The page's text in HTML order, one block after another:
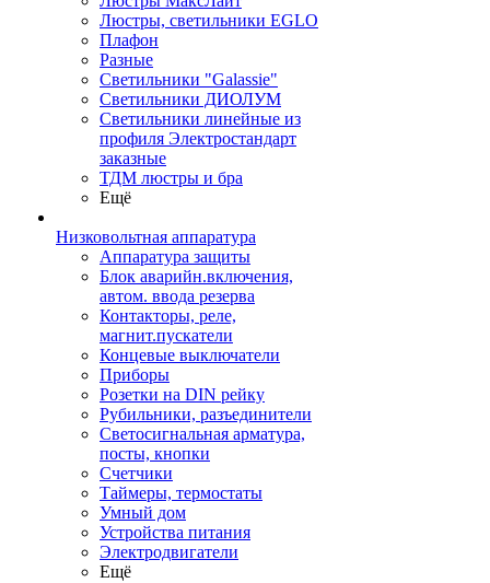
Люстры, светильники EGLO
Плафон
Разные
Светильники "Galassie"
Светильники ДИОЛУМ
Светильники линейные из
профиля Электростандарт
заказные
ТДМ люстры и бра
Ещё
Низковольтная аппаратура
Аппаратура защиты
Блок аварийн.включения,
автом. ввода резерва
Контакторы, реле,
магнит.пускатели
Концевые выключатели
Приборы
Розетки на DIN рейку
Рубильники, разъединители
Светосигнальная арматура,
посты, кнопки
Счетчики
Таймеры, термостаты
Умный дом
Устройства питания
Электродвигатели
Ещё